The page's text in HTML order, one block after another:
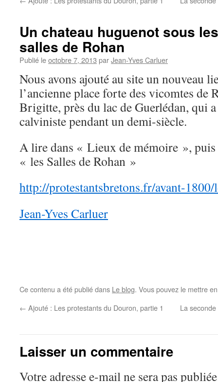
Un chateau huguenot sous
salles de Rohan
Publié leoctobre 7, 2013 parJean-Yves Carluer
Nous avons ajouté au site un nouveau
l’ancienne place forte des vicomtes de
Brigitte, près du lac de Guerlédan, qui
calviniste pendant un demi-siècle.
A lire dans « Lieux de mémoire »,
« les Salles de Rohan »
http://protestantsbretons.fr/avant-
Jean-Yves Carluer
Ce contenu a été publié dans Le blog. Vous pouvez le mettre
← Ajouté : Les protestants du Douron, partie 1 La
Laisser un commentaire
Votre adresse e-mail ne sera pas